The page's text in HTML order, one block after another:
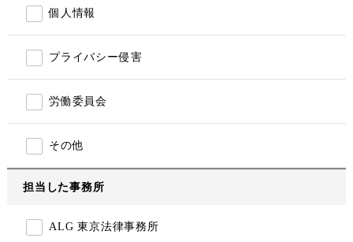
個人情報
プライバシー侵害
労働委員会
その他
担当した事務所
ALG 東京法律事務所